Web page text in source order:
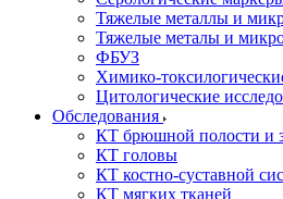
Тяжелые металлы и
Тяжелые металы и
ФБУЗ
Химико-
Цитологические
Обследования
КТ брюшной полости и
КТ головы
КТ костно-суставной
КТ мягких тканей